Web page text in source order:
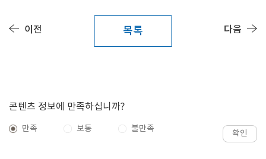
이전 목록 다음
콘텐츠 정보에 만족하십니까?
만족 보통 불만족 확인